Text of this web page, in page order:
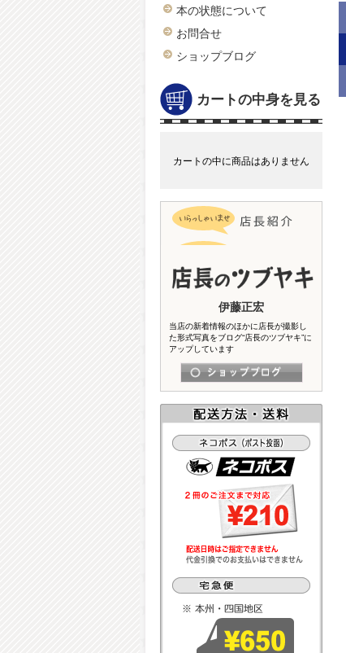
本の状態について
お問合せ
ショップブログ
カートの中身を見る
カートの中に商品はありません
伊藤正宏
当店の新着情報のほかに店長が撮影し
た形式写真をブログ“店長のツブヤキ”に
アップしています